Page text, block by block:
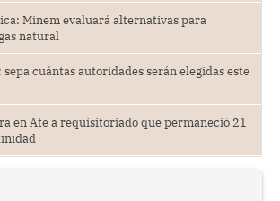
Minem evaluará alternativas para
natural
sepa cuántas autoridades serán elegidas este
en Ate a requisitoriado que permaneció 21